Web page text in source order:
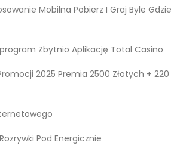
Mobilna Pobierz I Graj Byle Gdzie
Zbytnio Aplikację Total Casino
2025 Premia 2500 Złotych + 220
Pod Energicznie